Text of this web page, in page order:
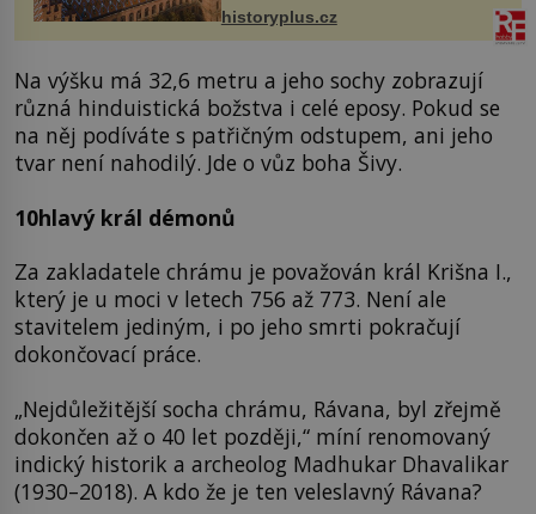
historyplus.cz
Na výšku má 32,6 metru a jeho sochy zobrazují
různá hinduistická božstva i celé eposy. Pokud se
na něj podíváte s patřičným odstupem, ani jeho
tvar není nahodilý. Jde o vůz boha Šivy.
10hlavý král démonů
Za zakladatele chrámu je považován král Krišna I.,
který je u moci v letech 756 až 773. Není ale
stavitelem jediným, i po jeho smrti pokračují
dokončovací práce.
„Nejdůležitější socha chrámu, Rávana, byl zřejmě
dokončen až o 40 let později,“ míní renomovaný
indický historik a archeolog Madhukar Dhavalikar
(1930–2018). A kdo že je ten veleslavný Rávana?